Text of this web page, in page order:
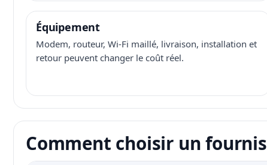
Équipement
Modem, routeur, Wi-Fi maillé, livraison, installation et
retour peuvent changer le coût réel.
Comment choisir un